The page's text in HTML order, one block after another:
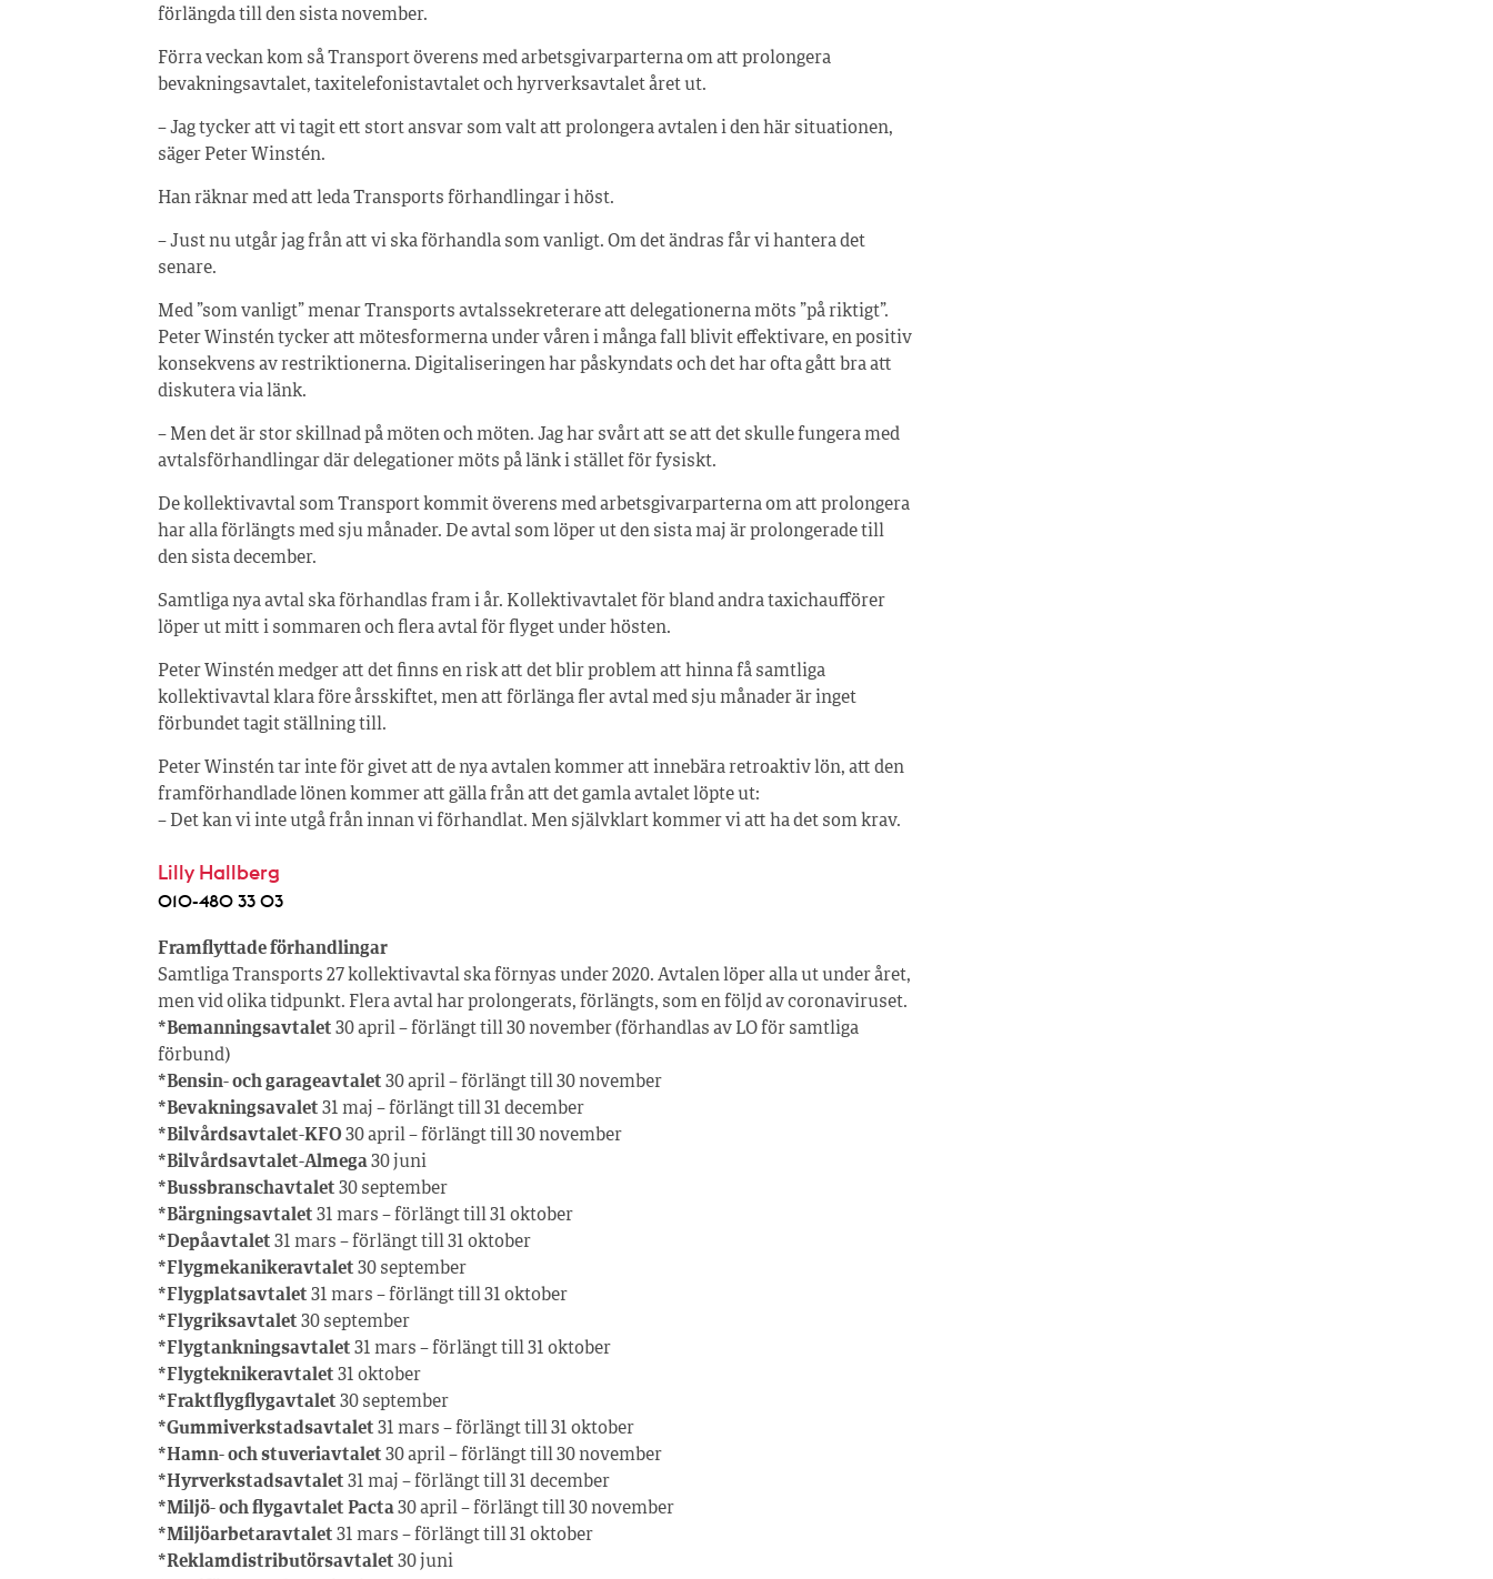
förlängda till den sista november.
Förra veckan kom så Transport överens med arbetsgivarparterna om att prolongera
bevakningsavtalet, taxitelefonistavtalet och hyrverksavtalet året ut.
– Jag tycker att vi tagit ett stort ansvar som valt att prolongera avtalen i den här situationen,
säger Peter Winstén.
Han räknar med att leda Transports förhandlingar i höst.
– Just nu utgår jag från att vi ska förhandla som vanligt. Om det ändras får vi hantera det
senare.
Med ”som vanligt” menar Transports avtalssekreterare att delegationerna möts ”på riktigt”.
Peter Winstén tycker att mötesformerna under våren i många fall blivit effektivare, en positiv
konsekvens av restriktionerna. Digitaliseringen har påskyndats och det har ofta gått bra att
diskutera via länk.
– Men det är stor skillnad på möten och möten. Jag har svårt att se att det skulle fungera med
avtalsförhandlingar där delegationer möts på länk i stället för fysiskt.
De kollektivavtal som Transport kommit överens med arbetsgivarparterna om att prolongera
har alla förlängts med sju månader. De avtal som löper ut den sista maj är prolongerade till
den sista december.
Samtliga nya avtal ska förhandlas fram i år. Kollektivavtalet för bland andra taxichaufförer
löper ut mitt i sommaren och flera avtal för flyget under hösten.
Peter Winstén medger att det finns en risk att det blir problem att hinna få samtliga
kollektivavtal klara före årsskiftet, men att förlänga fler avtal med sju månader är inget
förbundet tagit ställning till.
Peter Winstén tar inte för givet att de nya avtalen kommer att innebära retroaktiv lön, att den
framförhandlade lönen kommer att gälla från att det gamla avtalet löpte ut:
– Det kan vi inte utgå från innan vi förhandlat. Men självklart kommer vi att ha det som krav.
Lilly Hallberg
010-480 33 03
Framflyttade förhandlingar
Samtliga Transports 27 kollektivavtal ska förnyas under 2020. Avtalen löper alla ut under året,
men vid olika tidpunkt. Flera avtal har prolongerats, förlängts, som en följd av coronaviruset.
*Bemanningsavtalet 30 april – förlängt till 30 november (förhandlas av LO för samtliga
förbund)
*Bensin- och garageavtalet 30 april – förlängt till 30 november
*Bevakningsavalet 31 maj – förlängt till 31 december
*Bilvårdsavtalet-KFO 30 april – förlängt till 30 november
*Bilvårdsavtalet-Almega30 juni
*Bussbranschavtalet 30 september
*Bärgningsavtalet 31 mars – förlängt till 31 oktober
*Depåavtalet 31 mars – förlängt till 31 oktober
*Flygmekanikeravtalet 30 september
*Flygplatsavtalet 31 mars – förlängt till 31 oktober
*Flygriksavtalet 30 september
*Flygtankningsavtalet 31 mars – förlängt till 31 oktober
*Flygteknikeravtalet 31 oktober
*Fraktflygflygavtalet 30 september
*Gummiverkstadsavtalet 31 mars – förlängt till 31 oktober
*Hamn- och stuveriavtalet 30 april – förlängt till 30 november
*Hyrverkstadsavtalet 31 maj – förlängt till 31 december
*Miljö- och flygavtalet Pacta30 april – förlängt till 30 november
*Miljöarbetaravtalet 31 mars – förlängt till 31 oktober
*Reklamdistributörsavtalet 30 juni